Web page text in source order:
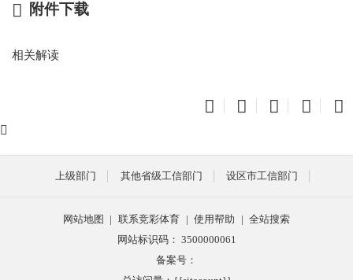
附件下载
相关解读
上级部门 其他省级工信部门 设区市工信部门
网站地图 | 联系竞彩体育 | 使用帮助 | 全站搜索
网站标识码： 3500000061
备案号：